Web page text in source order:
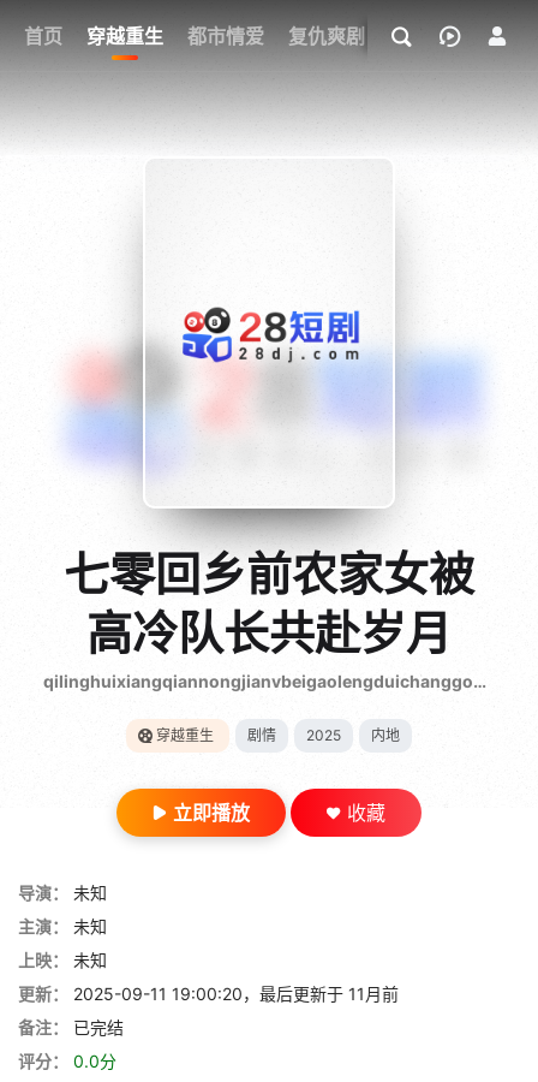
首页 穿越重生 都市情爱 复仇爽剧 玄幻武侠 奇幻
我的观影记录
{if condition="$obj.vod_points
28短剧
七零回乡前农家女被
高冷队长共赴岁月
qilinghuixiangqiannongjianvbeigaolengduichanggongfusuiyue
穿越重生 剧情 2025 内地
立即播放 收藏
导演：
未知
主演：
未知
上映：
未知
更新：
2025-09-11 19:00:20，最后更新于 11月前
备注：
已完结
评分：
0.0分